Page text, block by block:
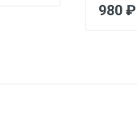
980 ₽